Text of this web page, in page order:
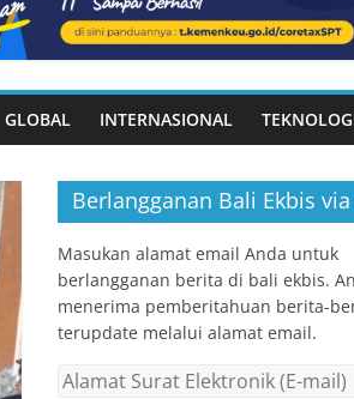
GLOBAL INTERNASIONAL
Berlangganan Bali Ekbis
Masukan alamat email Anda untuk
berlangganan berita di bali ekbis.
menerima pemberitahuan berita-
terupdate melalui alamat email.
Alamat